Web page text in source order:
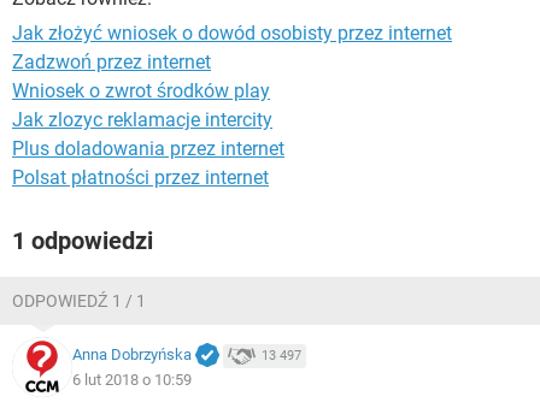
WINDOWS 10
Jak złożyć wniosek o dowód osobisty przez internet
Zadzwoń przez internet
Wniosek o zwrot środków play
Jak zlozyc reklamacje intercity
Plus doladowania przez internet
Polsat płatności przez internet
1 odpowiedzi
ODPOWIEDŹ 1 / 1
Anna Dobrzyńska 13 497
6 lut 2018 o 10:59